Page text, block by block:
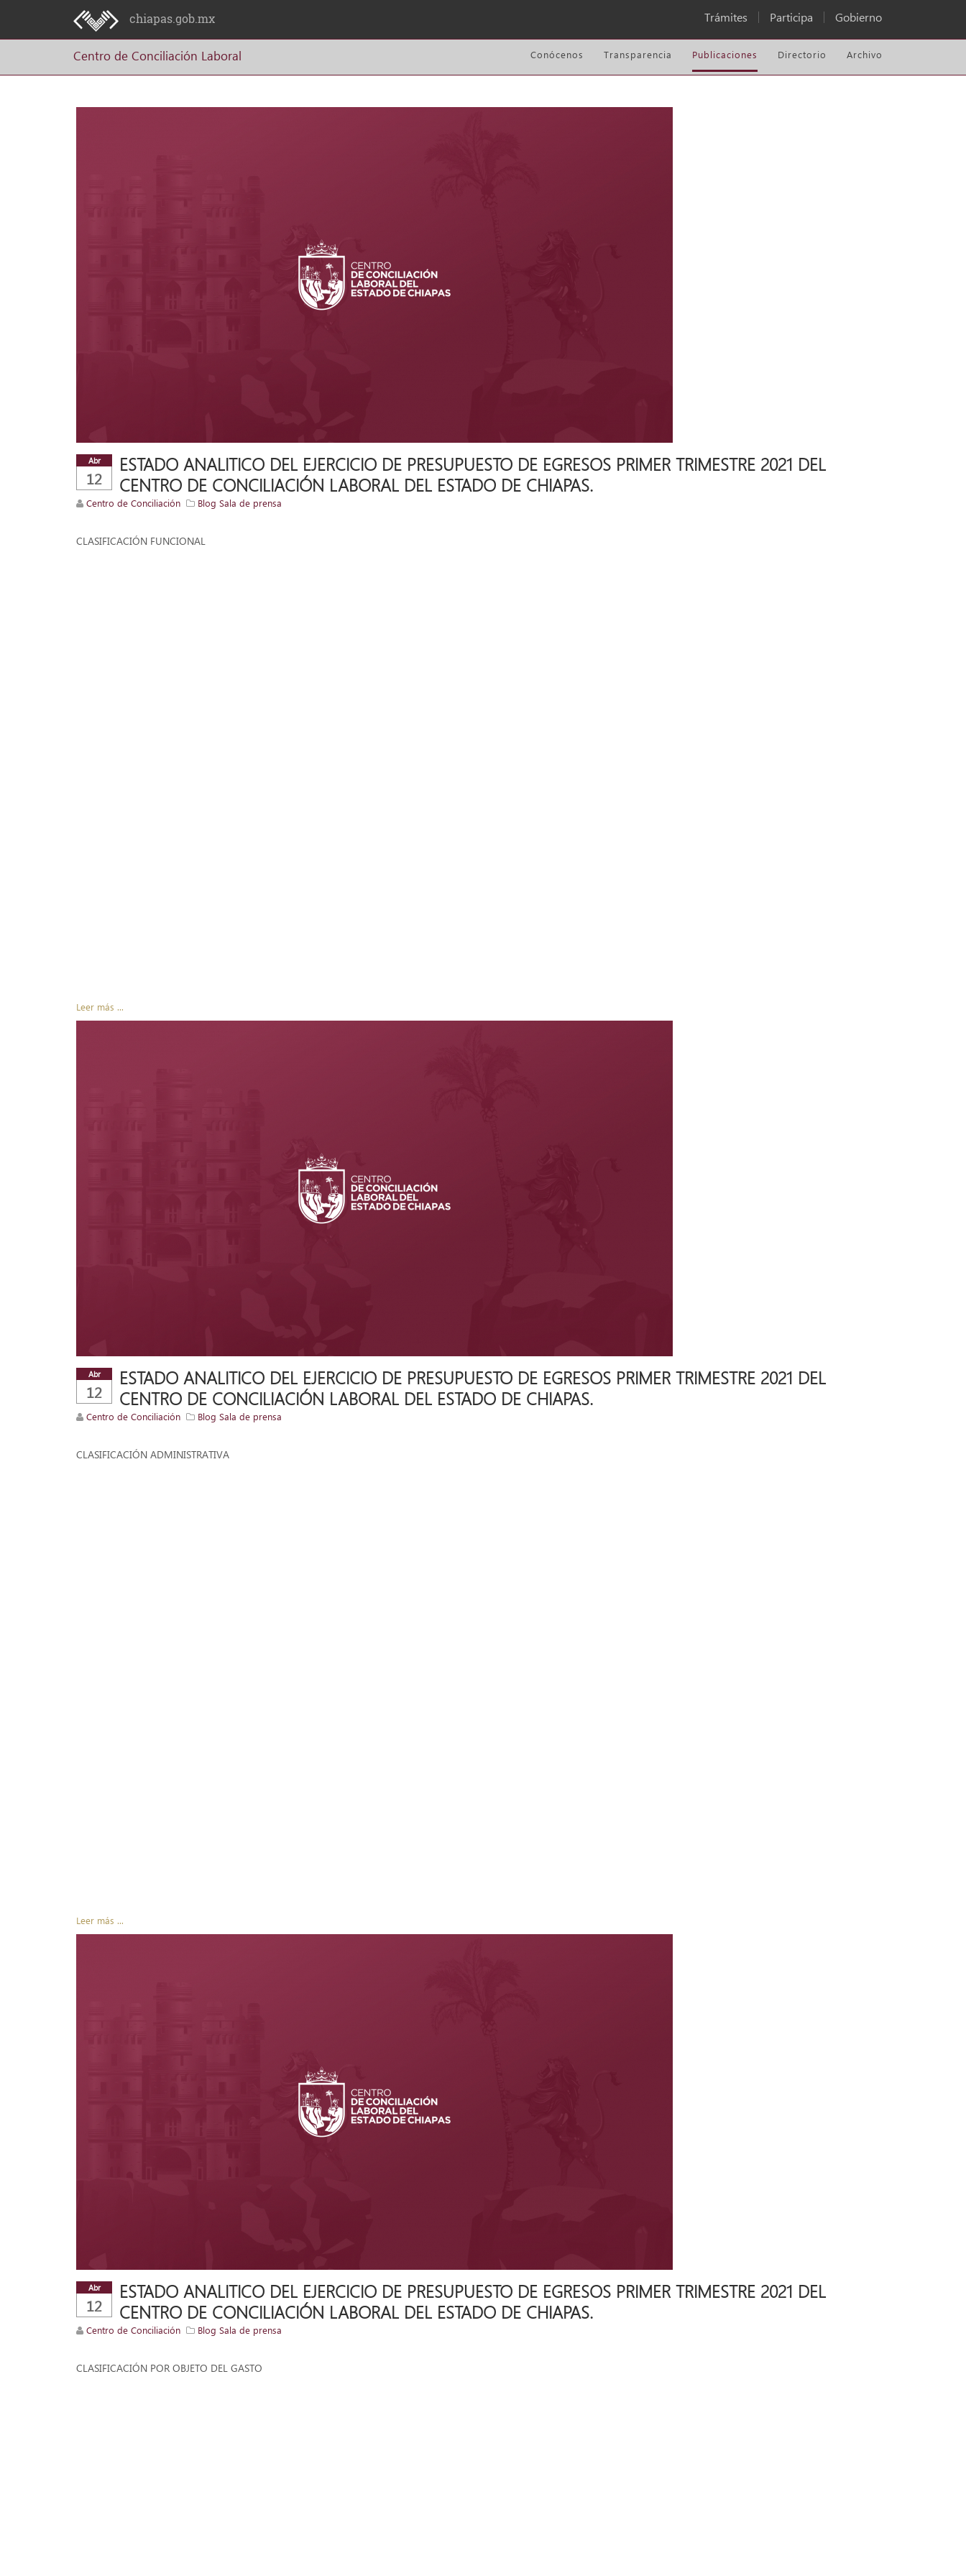
chiapas.gob.mx Trámites Participa Gobierno
Centro de Conciliación Laboral Conócenos Transparencia Publicaciones Directorio Archivo
Abr
12
ESTADO ANALITICO DEL EJERCICIO DE PRESUPUESTO DE EGRESOS PRIMER TRIMESTRE 2021 DEL
CENTRO DE CONCILIACIÓN LABORAL DEL ESTADO DE CHIAPAS.
Centro de Conciliación Blog Sala de prensa
CLASIFICACIÓN FUNCIONAL
Leer más ...
Abr
12
ESTADO ANALITICO DEL EJERCICIO DE PRESUPUESTO DE EGRESOS PRIMER TRIMESTRE 2021 DEL
CENTRO DE CONCILIACIÓN LABORAL DEL ESTADO DE CHIAPAS.
Centro de Conciliación Blog Sala de prensa
CLASIFICACIÓN ADMINISTRATIVA
Leer más ...
Abr
12
ESTADO ANALITICO DEL EJERCICIO DE PRESUPUESTO DE EGRESOS PRIMER TRIMESTRE 2021 DEL
CENTRO DE CONCILIACIÓN LABORAL DEL ESTADO DE CHIAPAS.
Centro de Conciliación Blog Sala de prensa
CLASIFICACIÓN POR OBJETO DEL GASTO